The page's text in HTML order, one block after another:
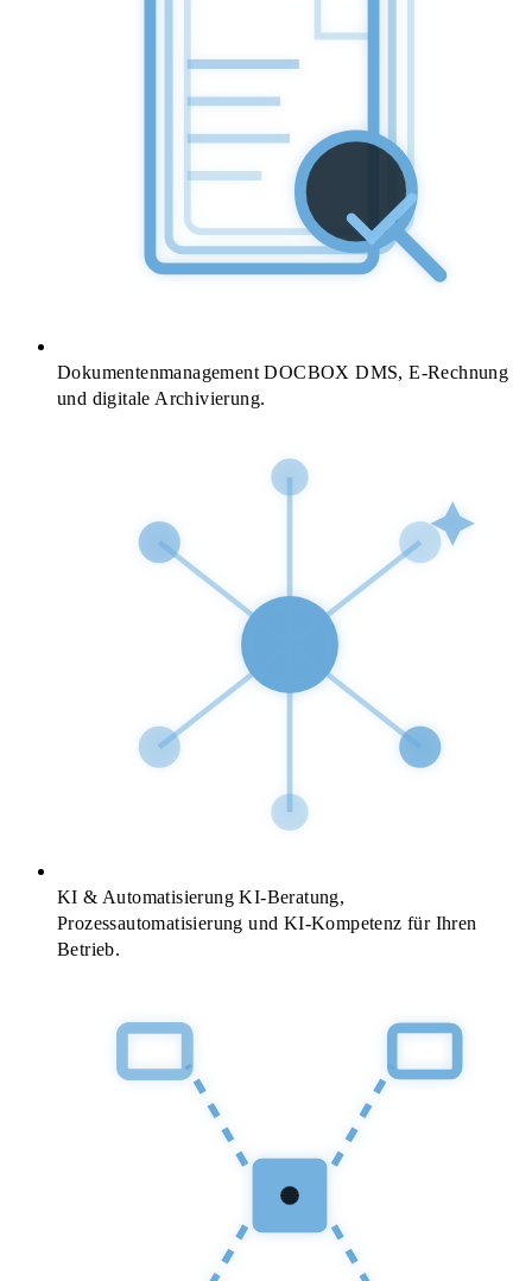
DokumentenmanagementDOCBOX DMS, E-Rechnung
und digitale Archivierung.
KI & AutomatisierungKI-Beratung,
Prozessautomatisierung und KI-Kompetenz für Ihren
Betrieb.